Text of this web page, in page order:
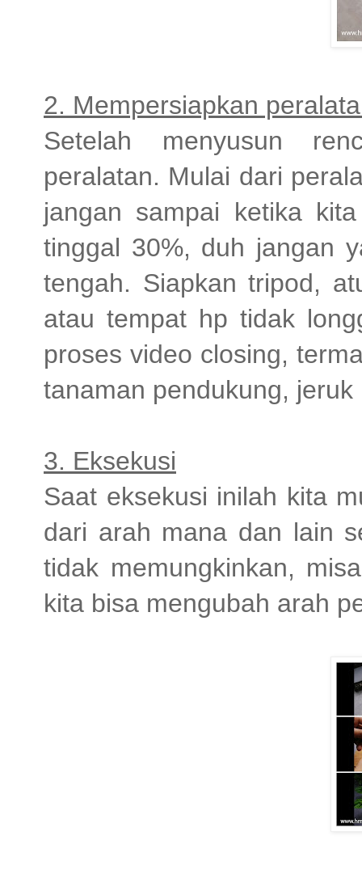
2. Mempersiapkan
Setelah menyusun
peralatan. Mulai dari
jangan sampai ketika
tinggal 30%, duh jangan
tengah. Siapkan tripod,
atau tempat hp tidak
proses video closing,
tanaman pendukung,
3. Eksekusi
Saat eksekusi inilah kita
dari arah mana dan lain
tidak memungkinkan,
kita bisa mengubah arah